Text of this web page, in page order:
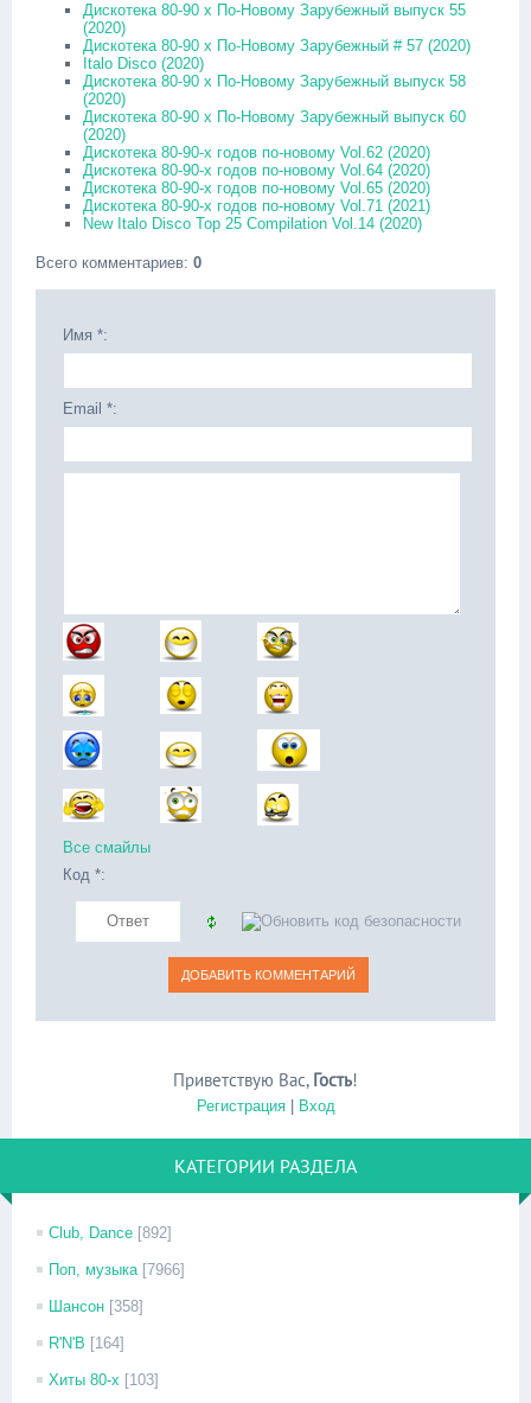
Дискотека 80-90 х По-Новому Зарубежный выпуск 55
(2020)
Дискотека 80-90 х По-Новому Зарубежный # 57 (2020)
Italo Disco (2020)
Дискотека 80-90 х По-Новому Зарубежный выпуск 58
(2020)
Дискотека 80-90 х По-Новому Зарубежный выпуск 60
(2020)
Дискотека 80-90-х годов по-новому Vol.62 (2020)
Дискотека 80-90-х годов по-новому Vol.64 (2020)
Дискотека 80-90-х годов по-новому Vol.65 (2020)
Дискотека 80-90-х годов по-новому Vol.71 (2021)
New Italo Disco Top 25 Compilation Vol.14 (2020)
Всего комментариев: 0
Имя *:
Email *:
Все смайлы
Код *:
Приветствую Вас, Гость!
Регистрация| Вход
КАТЕГОРИИ РАЗДЕЛА
Club, Dance [892]
Поп, музыка [7966]
Шансон [358]
R'N'B [164]
Хиты 80-х [103]